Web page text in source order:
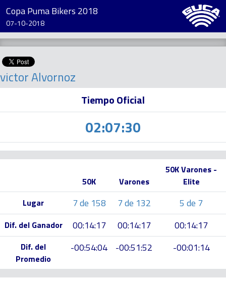
Copa Puma Bikers 2018
07-10-2018
victor Alvornoz
Tiempo Oficial
02:07:30
50K Varones
50K Varones -
Elite
Lugar
7 de 158 7 de 132 5 de 7
Dif. del Ganador 00:14:17 00:14:17 00:14:17
Dif. del
Promedio
-00:54:04 -00:51:52 -00:01:14